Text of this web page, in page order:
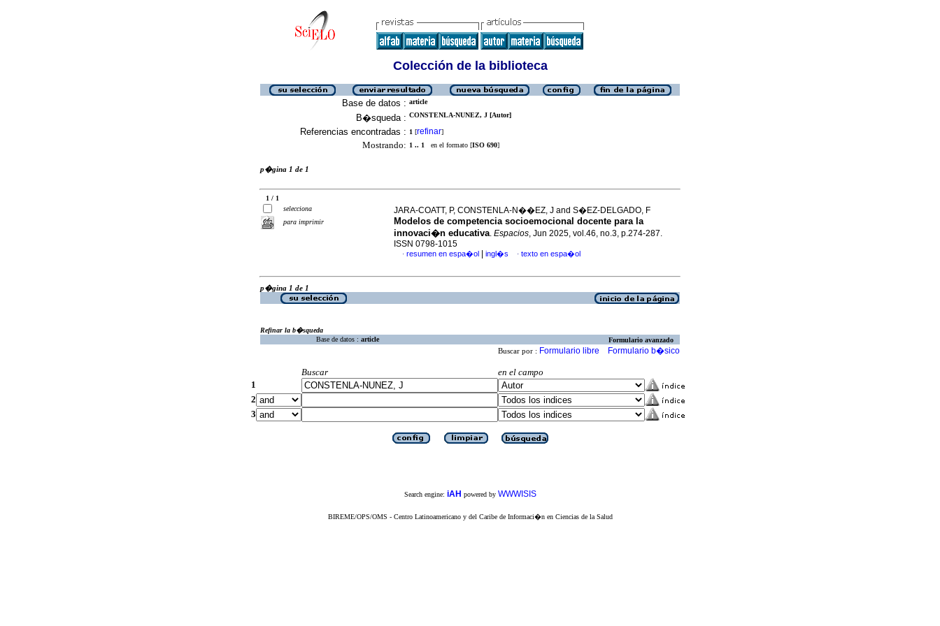
Colección de la biblioteca
Base de datos : article
B�squeda : CONSTENLA-NUNEZ, J [Autor]
Referencias encontradas : 1 [refinar]
Mostrando: 1 .. 1 en el formato [ISO 690]
p�gina 1 de 1
1 / 1
selecciona
para imprimir
JARA-COATT, P, CONSTENLA-N��EZ, J and S�EZ-DELGADO, F
Modelos de competencia socioemocional docente para la
innovaci�n educativa. Espacios, Jun 2025, vol.46, no.3, p.274-287.
ISSN 0798-1015
· resumen en espa�ol ingl�s · texto en espa�ol
p�gina 1 de 1
Refinar la b�squeda
Base de datos : article Formulario avanzado
Buscar por : Formulario libre Formulario b�sico
Buscar
en el campo
1
2
3
Search engine: iAH powered by WWWISIS
BIREME/OPS/OMS - Centro Latinoamericano y del Caribe de Informaci�n en Ciencias de la Salud